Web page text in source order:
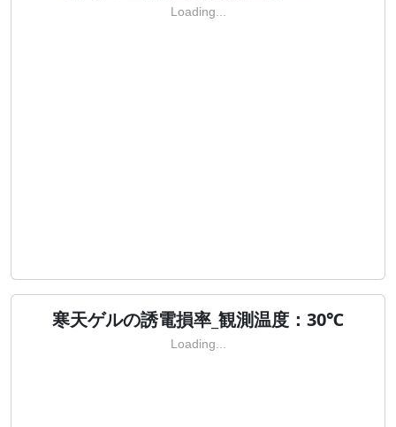
Loading...
寒天ゲルの誘電損率_観測温度：30℃
Loading...